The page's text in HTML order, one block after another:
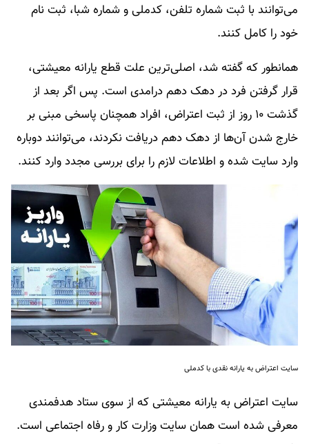
می‌توانند با ثبت شماره تلفن، کدملی و شماره شبا، ثبت نام
خود را کامل کنند.
همانطور که گفته شد، اصلی‌ترین علت قطع یارانه معیشتی،
قرار گرفتن فرد در دهک دهم درامدی است. پس اگر بعد از
گذشت ۱۰ روز از ثبت اعتراض، افراد همچنان پاسخی مبنی بر
خارج شدن آن‌ها از دهک دهم دریافت نکردند، می‌توانند دوباره
وارد سایت شده و اطلاعات لازم را برای بررسی مجدد وارد کنند.
سایت اعتراض به یارانه نقدی با کدملی
سایت اعتراض به یارانه معیشتی که از سوی ستاد هدفمندی
معرفی شده است همان سایت وزارت کار و رفاه اجتماعی است.